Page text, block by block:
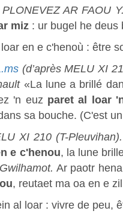
AR FAOU
miz : ur bugel he deus
en e c'henoù : être
(d’après MELU XI
«La lune a brillé
'n euz paret al loar
sa bouche. (C'est
XI 210 (T-
e c'henou, la lune
Ar paotr
, reutaet ma oa en e
al loar : vivre de peu,